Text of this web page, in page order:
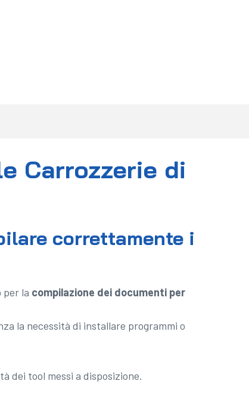
Carrozzerie di
correttamente i
per la compilazione dei documenti per
la necessità di installare programmi o
dei tool messi a disposizione.